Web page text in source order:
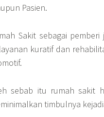
Pasien.
Sakit sebagai
kuratif dan
sebab itu rumah sakit
timbulnya